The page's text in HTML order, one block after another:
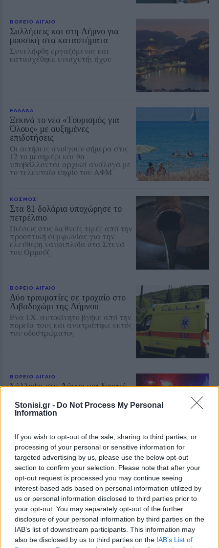
Stonisi.gr - Do Not Process My Personal
Information
If you wish to opt-out of the sale, sharing to third parties, or
processing of your personal or sensitive information for
targeted advertising by us, please use the below opt-out
section to confirm your selection. Please note that after your
opt-out request is processed you may continue seeing
interest-based ads based on personal information utilized by
us or personal information disclosed to third parties prior to
your opt-out. You may separately opt-out of the further
disclosure of your personal information by third parties on the
IAB’s list of downstream participants. This information may
also be disclosed by us to third parties on the IAB’s List of
ΒΟΡΕΙΟ ΑΙΓΑΙΟ
Συλλήψεις και στη Λήμνο για
μουσική στα καταστήματα
Συνελήφθη εργαζόμενος και
κατασχέθηκε ενισχυτής ήχου
ΕΛΛΑΔΑ
Ξεκινά το νέο «Τουρισμός για
Όλους» με αυξημένες
επιδοτήσεις
Οι αιτήσεις ανοίγουν σήμερα στις
12 το μεσημέρι και θα
υποβάλλονται αρχικά ανάλογα με
το τελευταίο ψηφίο του ΑΦΜ
ΚΟΣΜΟΣ
Στα 81 δολάρια υποχώρησε το
πετρέλαιο
Πιέσεις στις διεθνείς τιμές από την
προοπτική συμφωνίας για την
ελεύθερη ναυσιπλοΐα στα Στενά
του Ορμούζ
ΒΟΡΕΙΟ ΑΙΓΑΙΟ
Δύο τραυματίες σε τροχαίο στο
Λιβαδοχώρι της Λήμνου
Ένα Ι.Χ. αυτοκίνητο βγήκε από την
πορεία τους και ανατράπηκε εκτός
του οδοστρώματος
ΒΟΡΕΙΟ ΑΙΓΑΙΟ
Σύλληψη στη Λήμνο για δυνατή
Κατασχέθηκε ενισχυτής ήχου – Η
ένταση ξεπερνούσε το ανώτατο
ΕΛΛΑΔΑ
Αλλάζει το νομικό πλαίσιο για
τις κατασχέσεις τραπεζικών
λογαριασμών και ενοικίων
Η κατάργηση του άρθρου 989
απλοποιεί τις διαδικασίες και
επιταχύνει την είσπραξη οφειλών
– Τι ισχύει για τις εκκρεμείς
υποθέσεις